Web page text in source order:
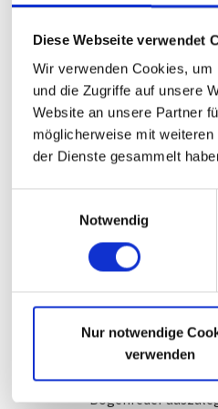
Diese Webseite verwendet
Wir verwenden Cookies,
und die Zugriffe auf unsere
Website an unsere Partner
möglicherweise mit
der Dienste gesammelt
Notwendig
Nur notwendige
verwenden
Bogenfeder für
Massen-
sind auf hohe
Abweichungen in
Antriebsstrangs
Bogenfederset
eingesetzt. Die
ermöglichen die
Ansprechverhalten
Darüber hinaus
industriellen
Bogenfedern-
Bogenfeder